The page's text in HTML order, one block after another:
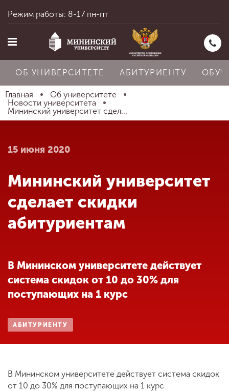
Главная
Абитуриенту
Обучение
Наука
Международная
Режим работы: 8-17 пн-пт
ОБ УНИВЕРСИТЕТЕ АБИТУРИЕНТУ
Главная
Об университете
Новости университета
Мининский университет сдел...
15 июня 2020
Мининский университет
сделает скидки
абитуриентам
В Мининском университете действует
система скидок от 10 до 30% для
поступающих на 1 курс
АБИТУРИЕНТУ
В Мининском университете действует система скидок
от 10 до 30% для поступающих на 1 курс